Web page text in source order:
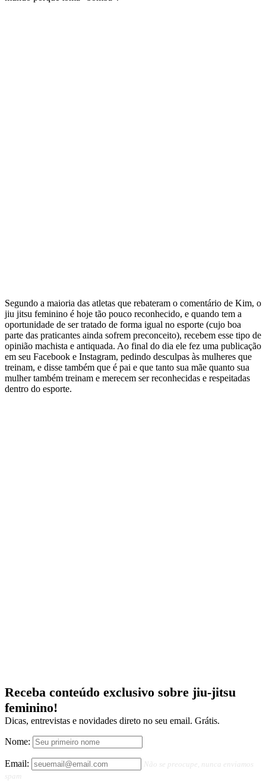
Segundo a maioria das atletas que rebateram o comentário de Kim, o
jiu jitsu feminino é hoje tão pouco reconhecido, e quando tem a
oportunidade de ser tratado de forma igual no esporte (cujo boa
parte das praticantes ainda sofrem preconceito), recebem esse tipo de
opinião machista e antiquada. Ao final do dia ele fez uma publicação
em seu Facebook e Instagram, pedindo desculpas às mulheres que
treinam, e disse também que é pai e que tanto sua mãe quanto sua
mulher também treinam e merecem ser reconhecidas e respeitadas
dentro do esporte.
Receba conteúdo exclusivo sobre jiu-jitsu
feminino!
Dicas, entrevistas e novidades direto no seu email. Grátis.
Nome:
Email:
Não se preocupe, nunca enviamos
spam